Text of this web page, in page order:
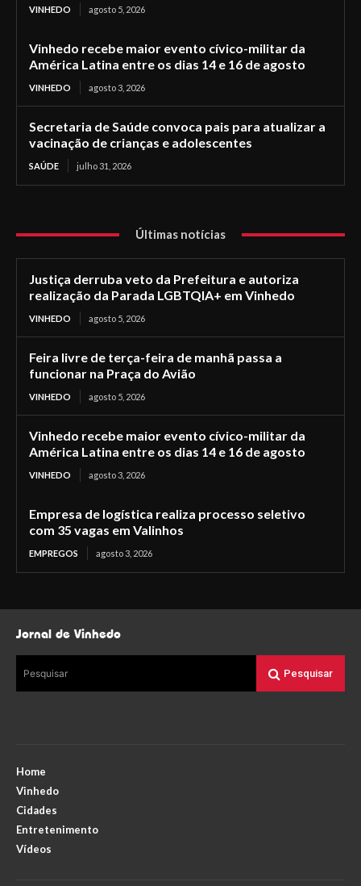
VINHEDO agosto 5, 2026
Vinhedo recebe maior evento cívico-militar da
América Latina entre os dias 14 e 16 de agosto
VINHEDO agosto 3, 2026
Secretaria de Saúde convoca pais para atualizar a
vacinação de crianças e adolescentes
SAÚDE julho 31, 2026
Últimas notícias
Justiça derruba veto da Prefeitura e autoriza
realização da Parada LGBTQIA+ em Vinhedo
VINHEDO agosto 5, 2026
Feira livre de terça-feira de manhã passa a
funcionar na Praça do Avião
VINHEDO agosto 5, 2026
Vinhedo recebe maior evento cívico-militar da
América Latina entre os dias 14 e 16 de agosto
VINHEDO agosto 3, 2026
Empresa de logística realiza processo seletivo
com 35 vagas em Valinhos
EMPREGOS agosto 3, 2026
Jornal de Vinhedo
Pesquisar Pesquisar
Home
Vinhedo
Cidades
Entretenimento
Vídeos